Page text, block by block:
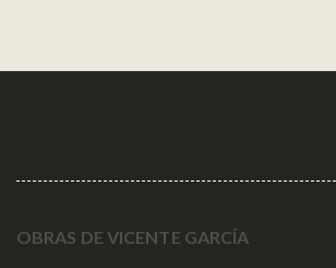
OBRAS DE VICENTE GARCÍA